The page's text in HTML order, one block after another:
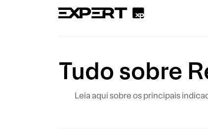
Tudo sobre
Leia aqui sobre os principais